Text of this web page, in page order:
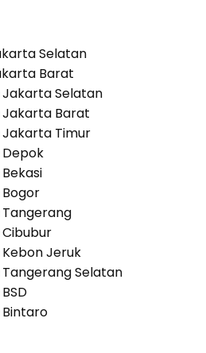
Mulus
ke
Apartemen?
Sebuah
Analisis
Waktu
dan
Logistik
Selatan
Barat
Jakarta Selatan
Jakarta Barat
Jakarta Timur
Depok
Tangerang
Jeruk
Selatan
Bintaro